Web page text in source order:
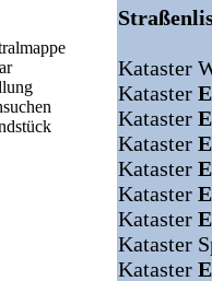
Kataster
Kataster
Kataster
Kataster
Kataster
Kataster
Kataster
Kataster
Kataster